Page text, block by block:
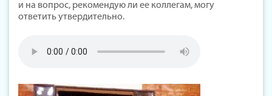
и на вопрос, рекомендую ли ее коллегам, могу
ответить утвердительно.